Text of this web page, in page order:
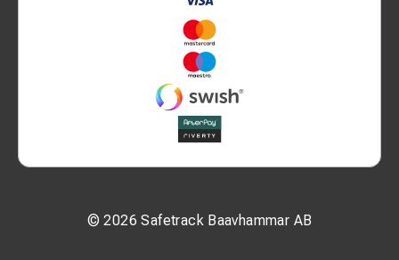
© 2026 Safetrack Baavhammar AB